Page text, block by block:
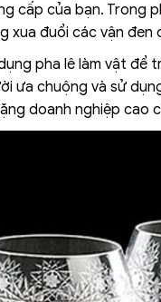
cấp của bạn. Trong
đuổi các vận đen
pha lê làm vật để
ưa chuộng và sử
doanh nghiệp cao